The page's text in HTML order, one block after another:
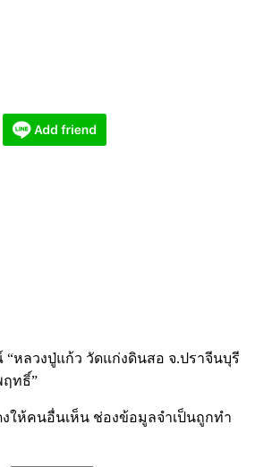
หลวงปู่แก้ว วัดแก่งดินสอ จ.ปราจีนบุรี
ฤทธิ์”
ให้คนอื่นเห็น ช่องข้อมูลจำเป็นถูกทำ